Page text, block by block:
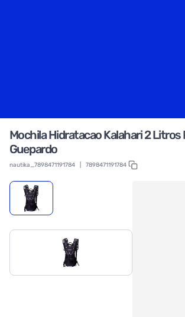
Mochila Hidratacao Kalahari 2 Litros
Guepardo
nautika_7898471191784 7898471191784